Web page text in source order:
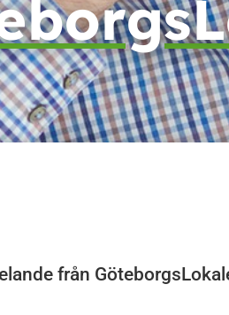
från